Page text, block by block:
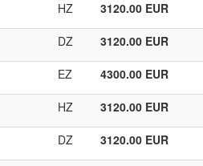
HZ 3120.00 EUR
DZ 3120.00 EUR
EZ 4300.00 EUR
HZ 3120.00 EUR
DZ 3120.00 EUR